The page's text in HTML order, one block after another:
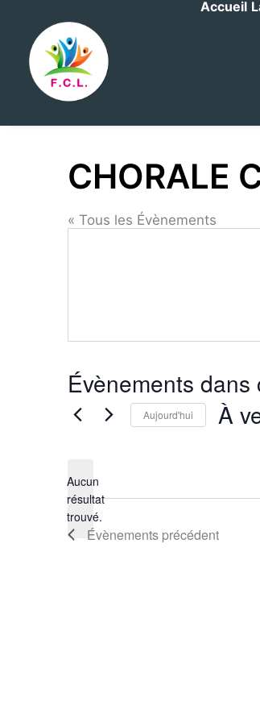
Accueil
CHORALE
« Tous les Évènements
Évènements
Notice
Aucun
résultat
trouvé.
Aujourd'hui À
Évènements précédent